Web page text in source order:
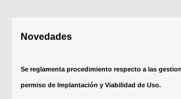
Novedades
Se reglamenta procedimiento respecto a las
permiso de Implantación y Viabilidad de Uso.